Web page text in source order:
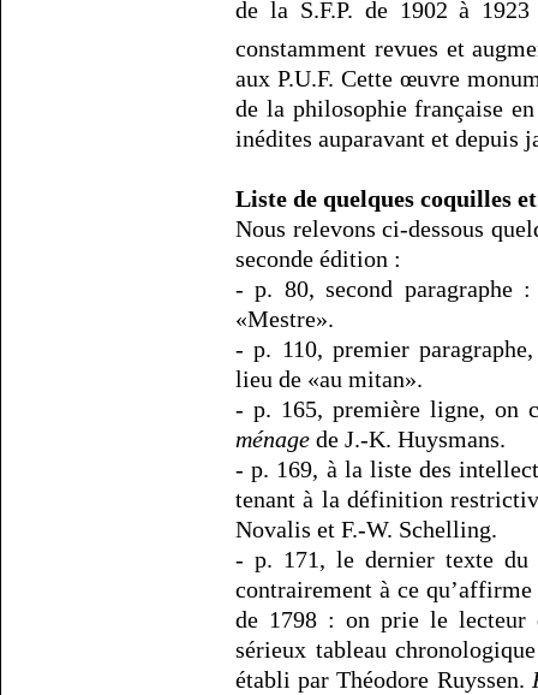
de la S.F.P. de 1902 à
constamment revues et
aux P.U.F. Cette œuvre
de la philosophie française
inédites auparavant et depuis
Liste de quelques coquilles
Nous relevons ci-dessous
seconde édition :
- p. 80, second paragraphe
«Mestre».
- p. 110, premier
lieu de «au mitan».
- p. 165, première ligne, on
ménage de J.-K. Huysmans.
- p. 169, à la liste des
tenant à la définition
Novalis et F.-W. Schelling.
- p. 171, le dernier texte du
contrairement à ce qu’affirme
de 1798 : on prie le lecteur
sérieux tableau
établi par Théodore Ruyssen.